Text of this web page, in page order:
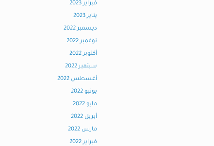
فبراير 2023
يناير 2023
ديسمبر 2022
نوفمبر 2022
أكتوبر 2022
سبتمبر 2022
أغسطس 2022
يونيو 2022
مايو 2022
أبريل 2022
مارس 2022
فبراير 2022